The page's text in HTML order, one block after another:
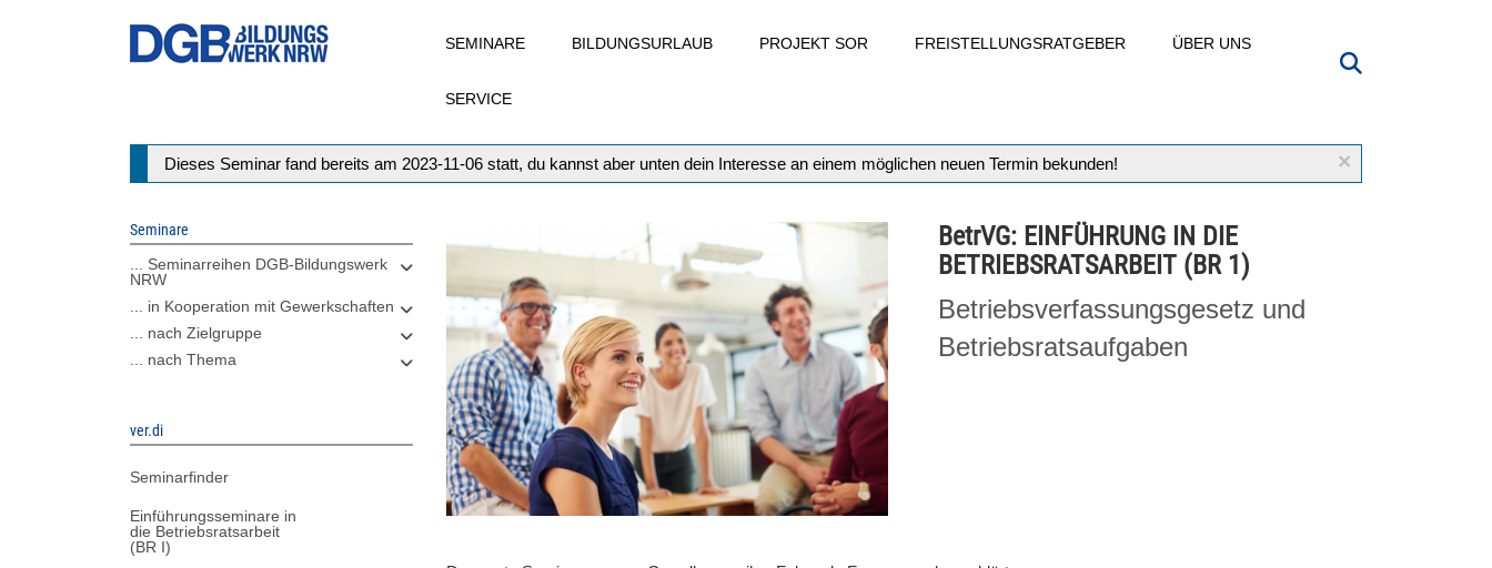
SEMINARE BILDUNGSURLAUB PROJEKT SOR FREISTELLUNGSRATGEBER ÜBER UNS
SERVICE
×
Statusmeldung
Dieses Seminar fand bereits am 2023-11-06 statt, du kannst aber unten dein Interesse an einem möglichen neuen Termin bekunden!
Seminare
... Seminarreihen DGB-Bildungswerk
NRW
... in Kooperation mit Gewerkschaften
... nach Zielgruppe
... nach Thema
ver.di
Seminarfinder
Einführungsseminare in
die Betriebsratsarbeit
(BR I)
BetrVG: EINFÜHRUNG IN DIE
BETRIEBSRATSARBEIT (BR 1)
Betriebsverfassungsgesetz und
Betriebsratsaufgaben